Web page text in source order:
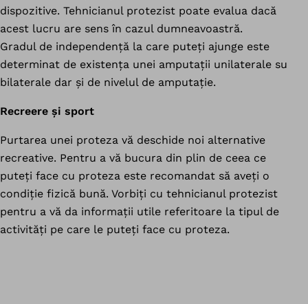
dispozitive. Tehnicianul protezist poate evalua dacă
acest lucru are sens în cazul dumneavoastră.
Gradul de independență la care puteți ajunge este
determinat de existența unei amputații unilaterale su
bilaterale dar și de nivelul de amputație.
Recreere și sport
Purtarea unei proteza vă deschide noi alternative
recreative. Pentru a vă bucura din plin de ceea ce
puteți face cu proteza este recomandat să aveți o
condiție fizică bună. Vorbiți cu tehnicianul protezist
pentru a vă da informații utile referitoare la tipul de
activități pe care le puteți face cu proteza.